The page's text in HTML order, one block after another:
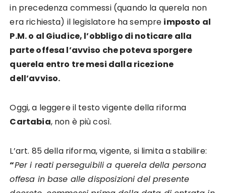
in precedenza commessi (quando la querela non
era richiesta) il legislatore ha sempre imposto al
P.M. o al Giudice, l’obbligo di noticare alla
parte offesa l’avviso che poteva sporgere
querela entro tre mesi dalla ricezione
dell’avviso.
Oggi, a leggere il testo vigente della riforma
Cartabia, non è più così.
L’art. 85 della riforma, vigente, si limita a stabilire:
“Per i reati perseguibili a querela della persona
offesa in base alle disposizioni del presente